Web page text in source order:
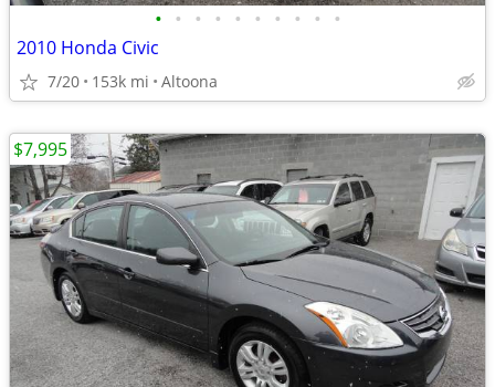
• • • • • • • • • •
2010 Honda Civic
7/20 153k mi Altoona
$7,995